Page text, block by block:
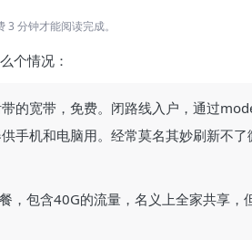
分钟才能阅读完成。
个情况：
带的宽带，免费。闭路线入户，通过
手机和电脑用。经常莫名其妙刷新不
，包含40G的流量，名义上全家共享，